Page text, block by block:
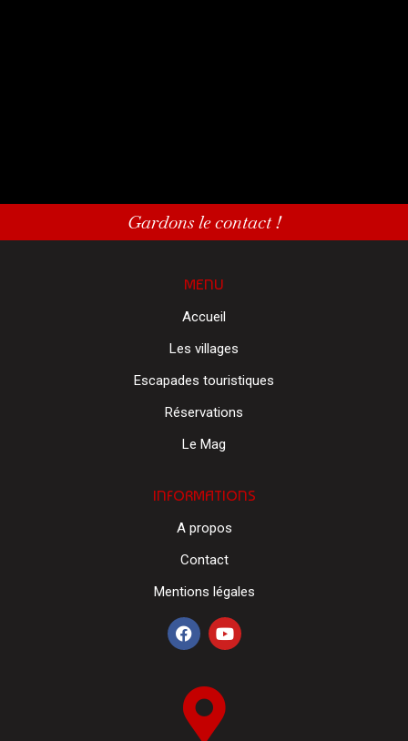
Gardons le contact !
MENU
Accueil
Les villages
Escapades touristiques
Réservations
Le Mag
INFORMATIONS
A propos
Contact
Mentions légales